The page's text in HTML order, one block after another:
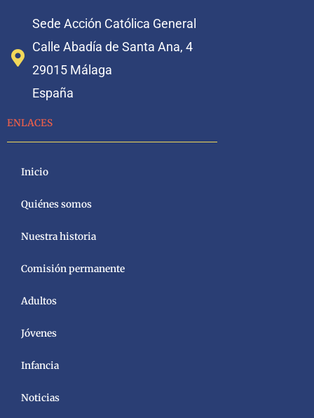
Sede Acción Católica General
Calle Abadía de Santa Ana, 4
29015 Málaga
España
ENLACES
Inicio
Quiénes somos
Nuestra historia
Comisión permanente
Adultos
Jóvenes
Infancia
Noticias